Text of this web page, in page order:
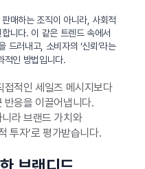
매하는 조직이 아니라, 사회적
니다. 이 같은 트렌드 속에서
드러내고, 소비자의 ‘신뢰’라는
적인 방법입니다.
접적인 세일즈 메시지보다
반응을 이끌어냅니다.
라 브랜드 가치와
투자’로 평가받습니다.